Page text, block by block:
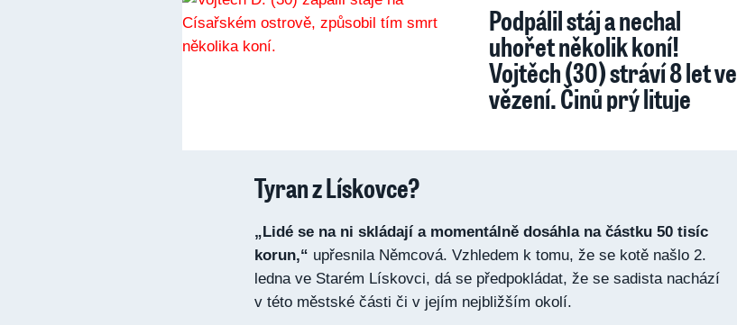
Podpálil stáj a nechal
uhořet několik koní!
Vojtěch (30) stráví 8 let ve
vězení. Činů prý lituje
Tyran z Lískovce?
„Lidé se na ni skládají a momentálně dosáhla na částku 50 tisíc
korun,“ upřesnila Němcová. Vzhledem k tomu, že se kotě našlo 2.
ledna ve Starém Lískovci, dá se předpokládat, že se sadista nachází
v této městské části či v jejím nejbližším okolí.